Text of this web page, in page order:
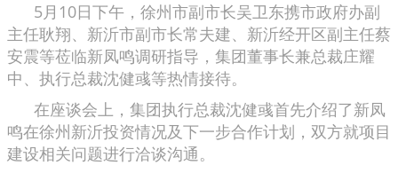
5月10日下午，徐州市副市长吴卫东携市政府办副
主任耿翔、新沂市副市长常夫建、新沂经开区副主任蔡
安震等莅临新凤鸣调研指导，集团董事长兼总裁庄耀
中、执行总裁沈健彧等热情接待。
在座谈会上，集团执行总裁沈健彧首先介绍了新凤
鸣在徐州新沂投资情况及下一步合作计划，双方就项目
建设相关问题进行洽谈沟通。